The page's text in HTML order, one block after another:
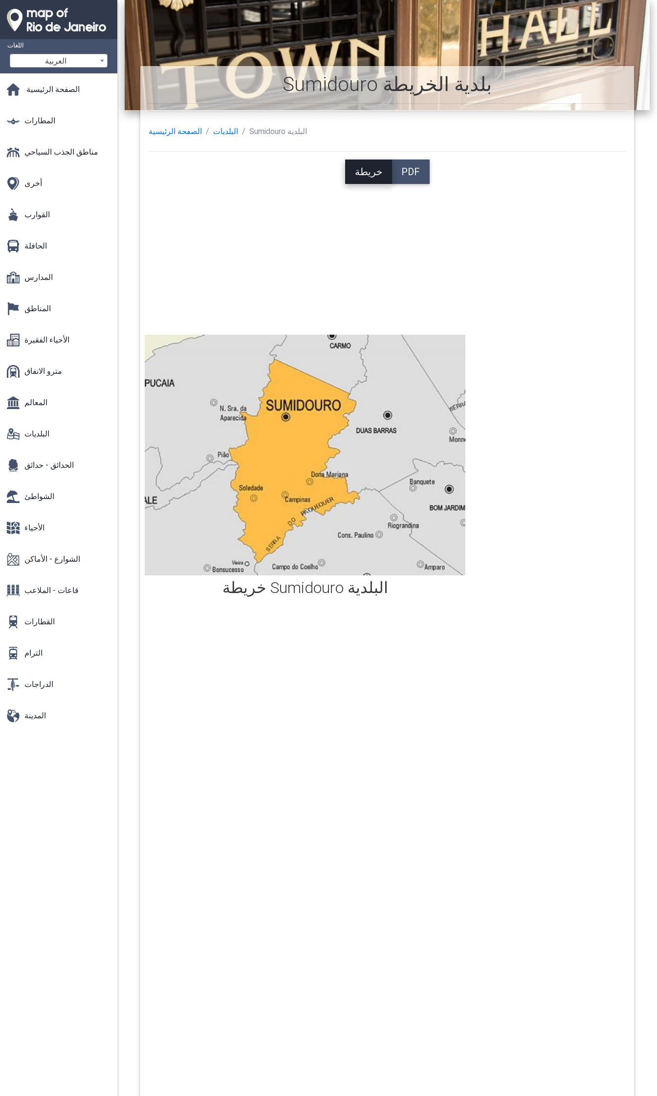
اللغات
‫العربية
الصفحة الرئيسية
المطارات
مناطق الجذب السياحي
أخرى
القوارب
الحافلة
المدارس
المناطق
الأحياء الفقيرة
مترو الانفاق
المعالم
البلديات
الحدائق - حدائق
الشواطئ
الأحياء
الشوارع - الأماكن
قاعات - الملاعب
القطارات
الترام
الدراجات
المدينة
Sumidouro بلدية الخريطة
الصفحة الرئيسية البلديات Sumidouro البلدية
خريطة PDF
خريطة Sumidouro البلدية